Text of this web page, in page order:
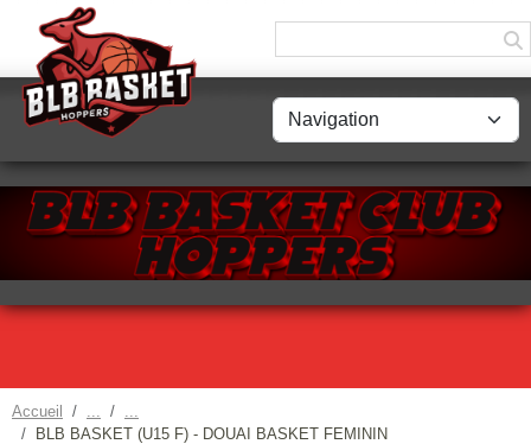
Accueil
BLB BASKET (U15 F) - DOUAI BASKET FEMININ
Panneau de gestion des cookies